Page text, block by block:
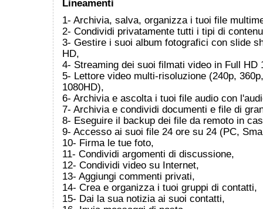
Lineamenti
1- Archivia, salva, organizza i tuoi file
2- Condividi privatamente tutti i tipi di
3- Gestire i suoi album fotografici con slide
HD,
4- Streaming dei suoi filmati video in Full HD
5- Lettore video multi-risoluzione (240p,
1080HD),
6- Archivia e ascolta i tuoi file audio con
7- Archivia e condividi documenti e file di
8- Eseguire il backup dei file da remoto in
9- Accesso ai suoi file 24 ore su 24 (PC,
10- Firma le tue foto,
11- Condividi argomenti di discussione,
12- Condividi video su Internet,
13- Aggiungi commenti privati,
14- Crea e organizza i tuoi gruppi di contatti,
15- Dai la sua notizia ai suoi contatti,